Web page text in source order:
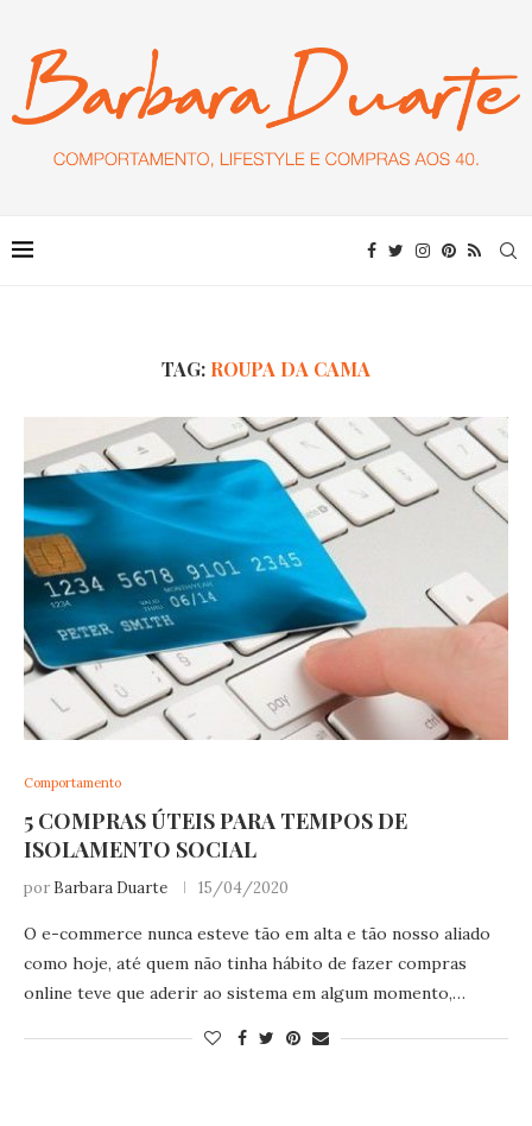
TAG: ROUPA DA CAMA
Comportamento
5 COMPRAS ÚTEIS PARA TEMPOS DE
ISOLAMENTO SOCIAL
por Barbara Duarte 15/04/2020
O e-commerce nunca esteve tão em alta e tão nosso aliado
como hoje, até quem não tinha hábito de fazer compras
online teve que aderir ao sistema em algum momento,…